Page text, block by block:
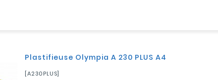
Plastifieuse Olympia A 230 PLUS A4
[A230PLUS]